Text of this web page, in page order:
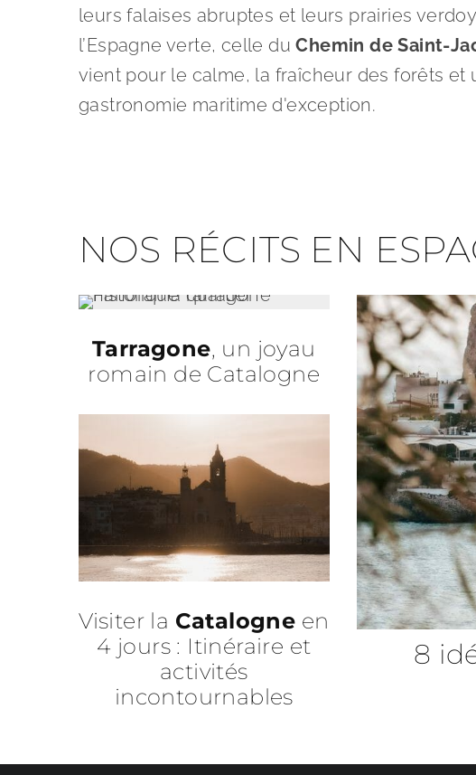
leurs falaises abruptes et leurs prairies
l’Espagne verte, celle duChemin de Saint-
vient pour le calme, la fraîcheur des forêts et
gastronomie maritime d'exception.
NOS RÉCITS EN
8
Tarragone, un joyau
romain de Catalogne
Visiter la Catalogne en
4 jours : Itinéraire et
activités
incontournables